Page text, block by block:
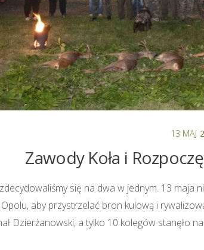
13 MAJ
Zawody Koła i
się na dwa w jednym. 13 maja
aby przystrzelać bron kulową i
Dzierżanowski, a tylko 10 kolegów stanęło